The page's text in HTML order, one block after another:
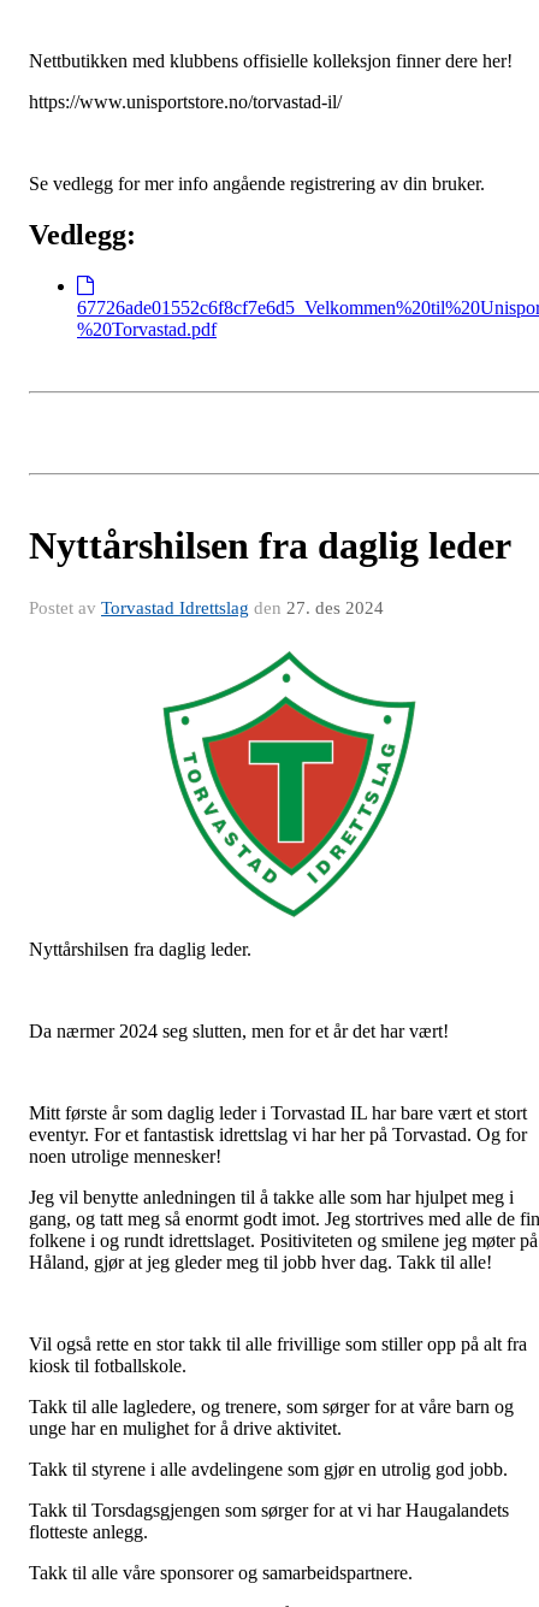
Nettbutikken med klubbens offisielle kolleksjon finner dere her!
https://www.unisportstore.no/torvastad-il/
Se vedlegg for mer info angående registrering av din bruker.
Vedlegg:
%20Torvastad.pdf
Nyttårshilsen fra daglig leder
Postet av Torvastad Idrettslag den 27. des 2024
Nyttårshilsen fra daglig leder.
Da nærmer 2024 seg slutten, men for et år det har vært!
Mitt første år som daglig leder i Torvastad IL har bare vært et stort
eventyr. For et fantastisk idrettslag vi har her på Torvastad. Og for
noen utrolige mennesker!
Jeg vil benytte anledningen til å takke alle som har hjulpet meg i
gang, og tatt meg så enormt godt imot. Jeg stortrives med alle de
folkene i og rundt idrettslaget. Positiviteten og smilene jeg møter på
Håland, gjør at jeg gleder meg til jobb hver dag. Takk til alle!
Vil også rette en stor takk til alle frivillige som stiller opp på alt fra
kiosk til fotballskole.
Takk til alle lagledere, og trenere, som sørger for at våre barn og
unge har en mulighet for å drive aktivitet.
Takk til styrene i alle avdelingene som gjør en utrolig god jobb.
Takk til Torsdagsgjengen som sørger for at vi har Haugalandets
flotteste anlegg.
Takk til alle våre sponsorer og samarbeidspartnere.